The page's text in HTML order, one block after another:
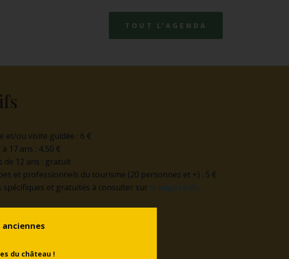
du château !
TOUT L'AGENDA
et/ou visite guidée : 6 €
à 17 ans : 4,50 €
de 12 ans : gratuit
et professionnels du tourisme (20 personnes et +) : 5 €
spécifiques et gratuités à consulter sur la page tarifs
SAVOIR +